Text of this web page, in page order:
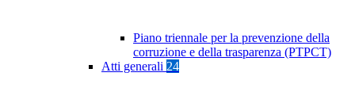
Piano triennale per la prevenzione della
corruzione e della trasparenza (PTPCT)
Atti generali 24